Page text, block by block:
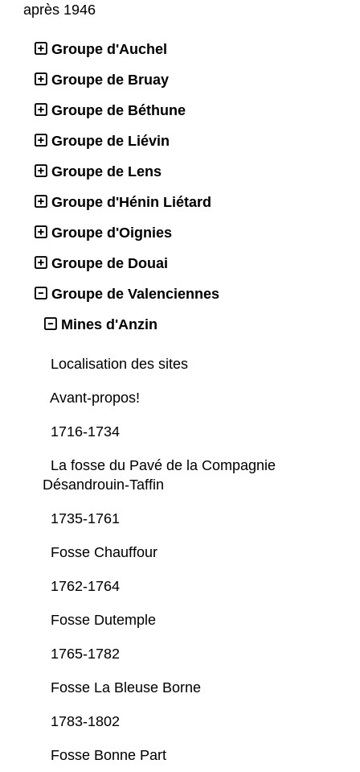
après 1946
Groupe d'Auchel
Groupe de Bruay
Groupe de Béthune
Groupe de Liévin
Groupe de Lens
Groupe d'Hénin Liétard
Groupe d'Oignies
Groupe de Douai
Groupe de Valenciennes
Mines d'Anzin
Localisation des sites
Avant-propos!
1716-1734
La fosse du Pavé de la Compagnie
Désandrouin-Taffin
1735-1761
Fosse Chauffour
1762-1764
Fosse Dutemple
1765-1782
Fosse La Bleuse Borne
1783-1802
Fosse Bonne Part